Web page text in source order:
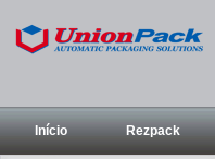
Início Rezpack